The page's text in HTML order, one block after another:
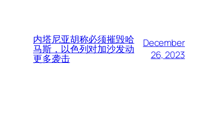
内塔尼亚胡称必须摧毁哈
马斯，以色列对加沙发动
更多袭击
December
26, 2023